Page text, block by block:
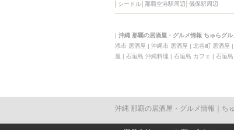
シードル 那覇空港駅周辺 儀保駅周辺
| 沖縄 那覇の居酒屋・グルメ情報 ちゅらグル
添市 居酒屋 | 沖縄市 居酒屋 | 北谷町 居酒屋 |
屋 | 石垣島 沖縄料理 | 石垣島 カフェ | 石垣
沖縄 那覇の居酒屋・グルメ情報｜ち